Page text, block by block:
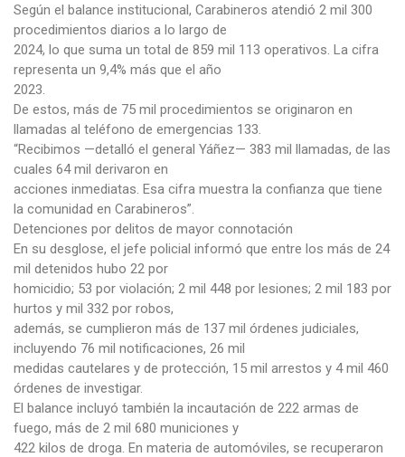
Según el balance institucional, Carabineros atendió 2 mil 300
procedimientos diarios a lo largo de
2024, lo que suma un total de 859 mil 113 operativos. La cifra
representa un 9,4% más que el año
2023.
De estos, más de 75 mil procedimientos se originaron en
llamadas al teléfono de emergencias 133.
“Recibimos —detalló el general Yáñez— 383 mil llamadas, de las
cuales 64 mil derivaron en
acciones inmediatas. Esa cifra muestra la confianza que tiene
la comunidad en Carabineros”.
Detenciones por delitos de mayor connotación
En su desglose, el jefe policial informó que entre los más de 24
mil detenidos hubo 22 por
homicidio; 53 por violación; 2 mil 448 por lesiones; 2 mil 183 por
hurtos y mil 332 por robos,
además, se cumplieron más de 137 mil órdenes judiciales,
incluyendo 76 mil notificaciones, 26 mil
medidas cautelares y de protección, 15 mil arrestos y 4 mil 460
órdenes de investigar.
El balance incluyó también la incautación de 222 armas de
fuego, más de 2 mil 680 municiones y
422 kilos de droga. En materia de automóviles, se recuperaron